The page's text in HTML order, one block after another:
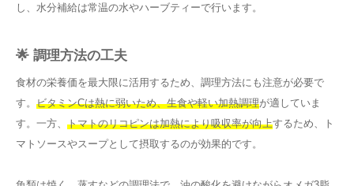
し、水分補給は常温の水やハーブティーで行います。
🌟 調理方法の工夫
食材の栄養価を最大限に活用するため、調理方法にも注意が必要で
す。 ビタミンCは熱に弱いため、生食や軽い加熱調理が適していま
す。一方、 トマトのリコピンは加熱により吸収率が向上するため、ト
マトソースやスープとして摂取するのが効果的です。